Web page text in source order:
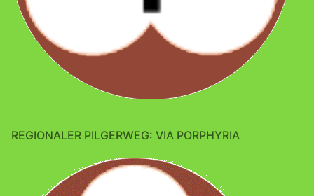
REGIONALER PILGERWEG: VIA PORPHYRIA